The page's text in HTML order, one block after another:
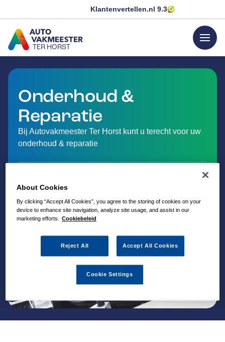
Klantenvertellen.nl 9.3
TER HORST
GA NAAR DE HOMEPAGINA
menu
Onderhoud &
Reparatie
Bij Autovakmeester Ter Horst kunt u terecht voor uw
onderhoud & reparatie
About Cookies
By clicking “Accept All Cookies”, you agree to the storing of cookies on your
device to enhance site navigation, analyze site usage, and assist in our
marketing efforts. Cookiebeleid
Reject All Accept All Cookies
Cookie Settings